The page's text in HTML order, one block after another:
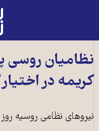
نظامیان روسی
کریمه در
نیروهای نظامی روسیه